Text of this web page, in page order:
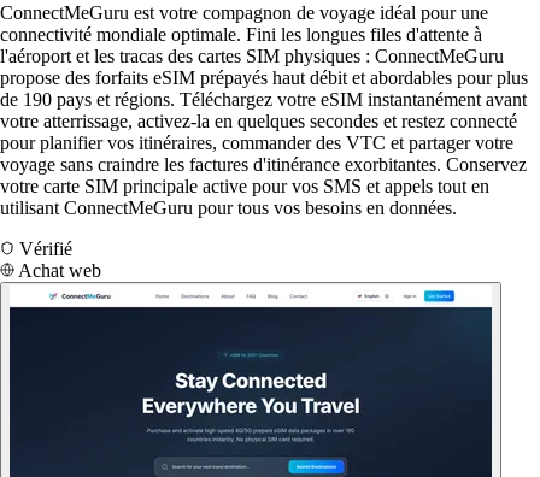
ConnectMeGuru est votre compagnon de voyage idéal pour une
connectivité mondiale optimale. Fini les longues files d'attente à
l'aéroport et les tracas des cartes SIM physiques : ConnectMeGuru
propose des forfaits eSIM prépayés haut débit et abordables pour plus
de 190 pays et régions. Téléchargez votre eSIM instantanément avant
votre atterrissage, activez-la en quelques secondes et restez connecté
pour planifier vos itinéraires, commander des VTC et partager votre
voyage sans craindre les factures d'itinérance exorbitantes. Conservez
votre carte SIM principale active pour vos SMS et appels tout en
utilisant ConnectMeGuru pour tous vos besoins en données.
Vérifié
Achat web